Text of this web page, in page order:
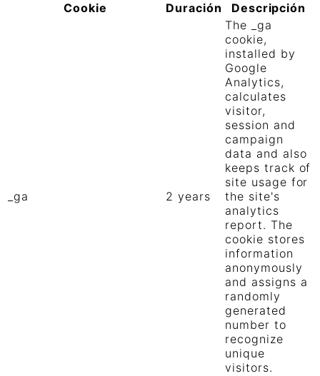
Cookie
Duración Descripción
_ga 2 years
The _ga
cookie,
installed by
Google
Analytics,
calculates
visitor,
session and
campaign
data and also
keeps track of
site usage for
the site's
analytics
report. The
cookie stores
information
anonymously
and assigns a
randomly
generated
number to
recognize
unique
visitors.